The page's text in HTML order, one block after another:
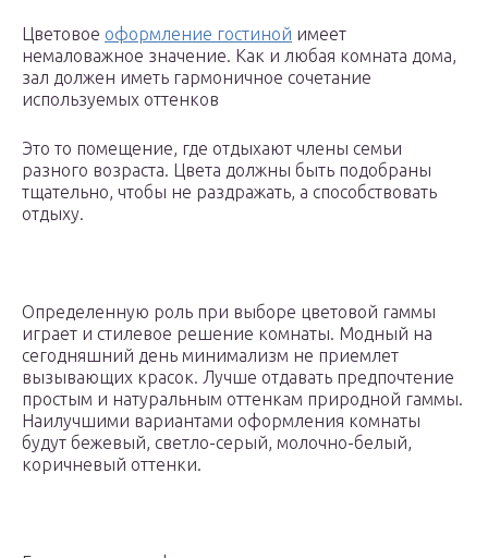
Цветовое оформление гостиной имеет
немаловажное значение. Как и любая комната дома,
зал должен иметь гармоничное сочетание
используемых оттенков
Это то помещение, где отдыхают члены семьи
разного возраста. Цвета должны быть подобраны
тщательно, чтобы не раздражать, а способствовать
отдыху.
Определенную роль при выборе цветовой гаммы
играет и стилевое решение комнаты. Модный на
сегодняшний день минимализм не приемлет
вызывающих красок. Лучше отдавать предпочтение
простым и натуральным оттенкам природной гаммы.
Наилучшими вариантами оформления комнаты
будут бежевый, светло-серый, молочно-белый,
коричневый оттенки.